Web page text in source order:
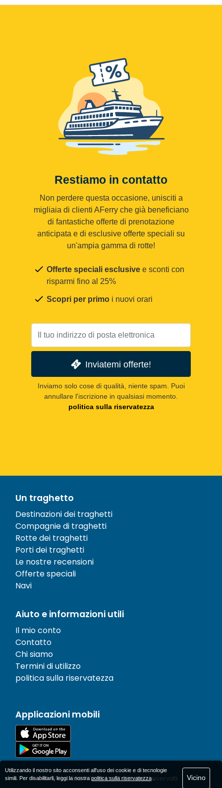
Restiamo in contatto
Non perdere questa occasione, unisciti a
migliaia di clienti AFerry che già beneficiano
di fantastiche offerte di prenotazione
anticipata e di esclusive offerte speciali su
un'ampia gamma di rotte!
Offerte speciali esclusive e sconti con
risparmi fino al 25%
Scopri per primo i nuovi orari
Inviatemi offerte!
Inviamo solo cose di qualità, niente spam. Puoi
annullare l'iscrizione in qualsiasi momento.
politica sulla riservatezza
Un traghetto
Destinazioni dei traghetti
Compagnie di traghetti
Rotte dei traghetti
Porti dei traghetti
Le nostre recensioni
Offerte speciali
Navi
Aiuto e informazioni utili
Il mio conto
Contatto
Chi siamo
Termini di utilizzo
politica sulla riservatezza
Applicazioni mobili
© 1977-2026AFerry Ltd. Tutti i diritti riservati.
Utilizzando il nostro sito acconsenti all'uso dei cookie e di tecnologie
simili. Per disabilitarli, leggi la nostrapolitica sulla riservatezza. Vicino